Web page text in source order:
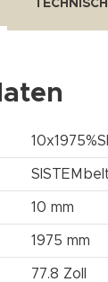
10 mm
1975 mm
77.8 Zoll